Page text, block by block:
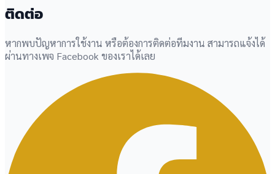
ติดต่อ
หากพบปัญหาการใช้งาน หรือต้องการติดต่อทีมงาน สามารถแจ้งได้
ผ่านทางเพจ Facebook ของเราได้เลย